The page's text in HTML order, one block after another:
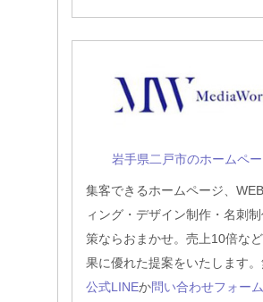
岩手県二戸市のホームペ
集客できるホームページ、
ィング・デザイン制作・名刺
策ならおまかせ。売上10倍な
果に優れた提案をいたします
公式LINEか問い合わせフォーム